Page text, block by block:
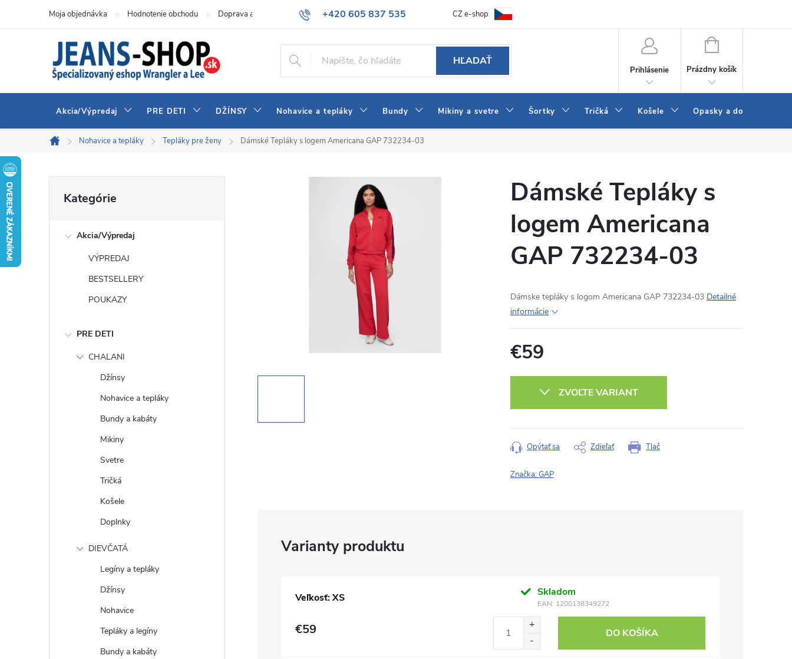
+420 605 837 535
info@jeans-shop.sk
Moja objednávka Hodnotenie obchodu Doprava a platba Všeobecné obchodné podmienky Ako vybrať džínsy Wrangler a LEE
CZ e-shop
HĽADAŤ
Prihlásenie
NÁKUPNÝ
Prázdny košík
Akcia/Výpredaj PRE DETI DŽÍNSY Nohavice a tepláky Bundy Mikiny a svetre Šortky Tričká Košele Opasky a doplnky
Domov
Nohavice a tepláky Tepláky pre ženy Dámské Tepláky s logem Americana GAP 732234-03
kategórie
Kategórie
Akcia/Výpredaj
VÝPREDAJ
BESTSELLERY
POUKAZY
PRE DETI
CHALANI
Džínsy
Nohavice a tepláky
Bundy a kabáty
Mikiny
Svetre
Tričká
Košele
Doplnky
DIEVČATÁ
Legíny a tepláky
Džínsy
Nohavice
Tepláky a legíny
Bundy a kabáty
Dámské Tepláky s
logem Americana
GAP 732234-03
Dámske tepláky s logom Americana GAP 732234-03 Detailné
informácie
€59
ZVOĽTE VARIANT
Tlač
Opýtať sa Zdieľať
Značka:GAP
Veľkosť: XS Skladom
EAN: 1200138349272
€59 DO KOŠÍKA